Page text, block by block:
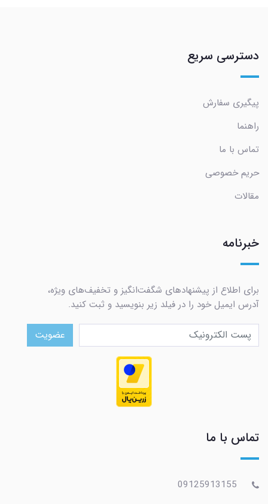
دسترسی سریع
پیگیری سفارش
راهنما
تماس با ما
حریم خصوصی
مقالات
خبرنامه
برای اطلاع از پیشنهادهای شگفت‌انگیز و تخفیف‌های ویژه،
آدرس ایمیل خود را در فیلد زیر بنویسید و ثبت کنید.
عضویت
تماس با ما